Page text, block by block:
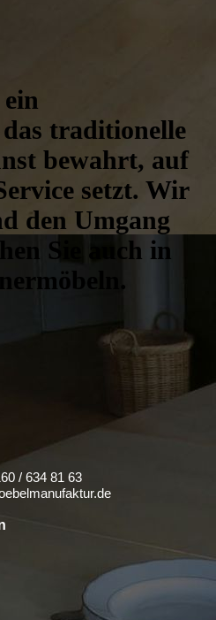
traditionelle
bewahrt, auf
setzt. Wir
den Umgang
Sie auch in
/ 634 81 63